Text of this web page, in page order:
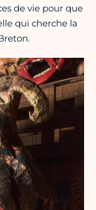
de vie pour que
qui cherche la